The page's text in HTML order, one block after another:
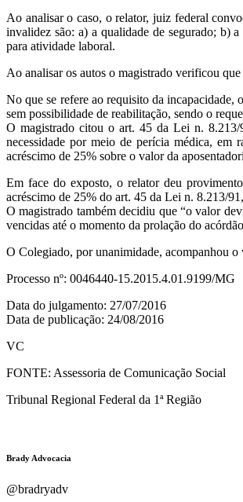
Ao analisar o caso, o relator, juiz federal
invalidez são: a) a qualidade de segurado; b)
para atividade laboral.
Ao analisar os autos o magistrado verificou
No que se refere ao requisito da incapacidade,
sem possibilidade de reabilitação, sendo o
O magistrado citou o art. 45 da Lei n. 8.213/
necessidade por meio de perícia médica, em
acréscimo de 25% sobre o valor da
Em face do exposto, o relator deu
acréscimo de 25% do art. 45 da Lei n. 8.213/
O magistrado também decidiu que “o valor
vencidas até o momento da prolação do
O Colegiado, por unanimidade, acompanhou o
Processo nº: 0046440-15.2015.4.01.9199/MG
Data do julgamento: 27/07/2016
Data de publicação: 24/08/2016
VC
FONTE: Assessoria de Comunicação Social
Tribunal Regional Federal da 1ª Região
Brady Advocacia
@bradryadv